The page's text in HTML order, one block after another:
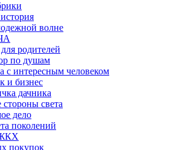
волне
родителей
по душам
с интересным человеком
и бизнес
дачника
света
дело
поколений
покупок